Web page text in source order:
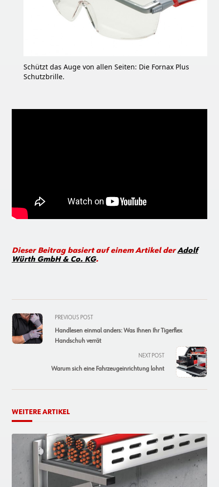
Schützt das Auge von allen Seiten: Die Fornax Plus
Schutzbrille.
Dieser Beitrag basiert auf einem Artikel derAdolf
Würth GmbH & Co. KG.
<span
class="nav-
subtitle
PREVIOUS POST
Handlesen einmal anders: Was Ihnen Ihr Tigerflex
Handschuh verrät
NEXT POST
Warum sich eine Fahrzeugeinrichtung lohnt
WEITERE ARTIKEL